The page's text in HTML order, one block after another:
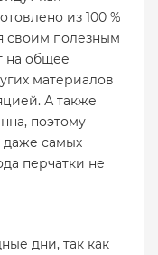
из 100 %
своим полезным
на общее
материалов
А также
поэтому
даже самых
перчатки не
дни, так как